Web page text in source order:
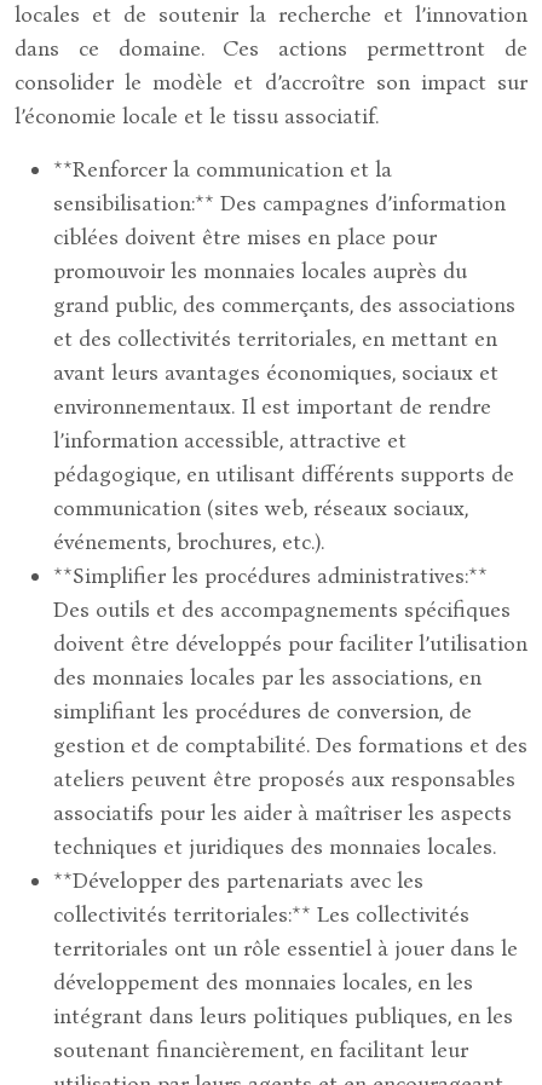
locales et de soutenir la recherche et l’innovation
dans ce domaine. Ces actions permettront de
consolider le modèle et d’accroître son impact sur
l’économie locale et le tissu associatif.
**Renforcer la communication et la
sensibilisation:** Des campagnes d’information
ciblées doivent être mises en place pour
promouvoir les monnaies locales auprès du
grand public, des commerçants, des associations
et des collectivités territoriales, en mettant en
avant leurs avantages économiques, sociaux et
environnementaux. Il est important de rendre
l’information accessible, attractive et
pédagogique, en utilisant différents supports de
communication (sites web, réseaux sociaux,
événements, brochures, etc.).
**Simplifier les procédures administratives:**
Des outils et des accompagnements spécifiques
doivent être développés pour faciliter l’utilisation
des monnaies locales par les associations, en
simplifiant les procédures de conversion, de
gestion et de comptabilité. Des formations et des
ateliers peuvent être proposés aux responsables
associatifs pour les aider à maîtriser les aspects
techniques et juridiques des monnaies locales.
**Développer des partenariats avec les
collectivités territoriales:** Les collectivités
territoriales ont un rôle essentiel à jouer dans le
développement des monnaies locales, en les
intégrant dans leurs politiques publiques, en les
soutenant financièrement, en facilitant leur